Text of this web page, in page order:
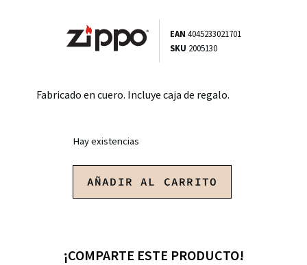
EAN 4045233021701
SKU 2005130
Fabricado en cuero. Incluye caja de regalo.
Hay existencias
AÑADIR AL CARRITO
¡COMPARTE ESTE PRODUCTO!